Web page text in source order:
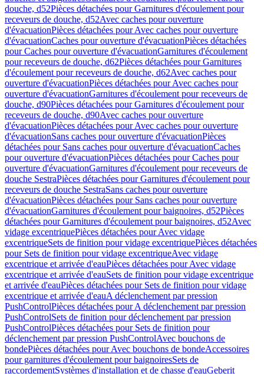
douche, d52Pièces détachées pour Garnitures d'écoulement pour
receveurs de douche, d52Avec caches pour ouverture
d'évacuationPièces détachées pour Avec caches pour ouverture
d'évacuationCaches pour ouverture d'évacuationPièces détachées
pour Caches pour ouverture d'évacuationGarnitures d'écoulement
pour receveurs de douche, d62Pièces détachées pour Garnitures
d'écoulement pour receveurs de douche, d62Avec caches pour
ouverture d'évacuationPièces détachées pour Avec caches pour
ouverture d'évacuationGarnitures d'écoulement pour receveurs de
douche, d90Pièces détachées pour Garnitures d'écoulement pour
receveurs de douche, d90Avec caches pour ouverture
d'évacuationPièces détachées pour Avec caches pour ouverture
d'évacuationSans caches pour ouverture d'évacuationPièces
détachées pour Sans caches pour ouverture d'évacuationCaches
pour ouverture d'évacuationPièces détachées pour Caches pour
ouverture d'évacuationGarnitures d'écoulement pour receveurs de
douche SestraPièces détachées pour Garnitures d'écoulement pour
receveurs de douche SestraSans caches pour ouverture
d'évacuationPièces détachées pour Sans caches pour ouverture
d'évacuationGarnitures d'écoulement pour baignoires, d52Pièces
détachées pour Garnitures d'écoulement pour baignoires, d52Avec
vidage excentriquePièces détachées pour Avec vidage
excentriqueSets de finition pour vidage excentriquePièces détachées
pour Sets de finition pour vidage excentriqueAvec vidage
excentrique et arrivée d'eauPièces détachées pour Avec vidage
excentrique et arrivée d'eauSets de finition pour vidage excentrique
et arrivée d'eauPièces détachées pour Sets de finition pour vidage
excentrique et arrivée d'eauA déclenchement par pression
PushControlPièces détachées pour A déclenchement par pression
PushControlSets de finition pour déclenchement par pression
PushControlPièces détachées pour Sets de finition pour
déclenchement par pression PushControlAvec bouchons de
bondePièces détachées pour Avec bouchons de bondeAccessoires
pour garnitures d'écoulement pour baignoiresSets de
raccordementSystèmes d'installation et de chasse d'eauGeberit